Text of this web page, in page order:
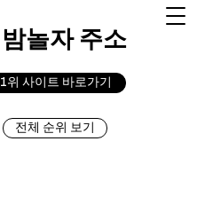
밤놀자 주소
1위 사이트 바로가기
전체 순위 보기